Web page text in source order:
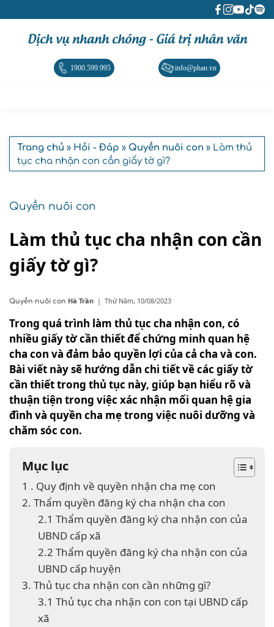
Dịch vụ nhanh chóng - Giá trị nhân văn
1900.599.995 info@phan.vn
Trang chủ » Hỏi - Đáp » Quyền nuôi con » Làm thủ
tục cha nhận con cần giấy tờ gì?
Quyền nuôi con
Làm thủ tục cha nhận con cần
giấy tờ gì?
Quyền nuôi con Hà Trần | Thứ Năm, 10/08/2023
Trong quá trình làm thủ tục cha nhận con, có
nhiều giấy tờ cần thiết để chứng minh quan hệ
cha con và đảm bảo quyền lợi của cả cha và con.
Bài viết này sẽ hướng dẫn chi tiết về các giấy tờ
cần thiết trong thủ tục này, giúp bạn hiểu rõ và
thuận tiện trong việc xác nhận mối quan hệ gia
đình và quyền cha mẹ trong việc nuôi dưỡng và
chăm sóc con.
Mục lục
1 . Quy định về quyền nhận cha mẹ con
2. Thẩm quyền đăng ký cha nhận cha con
2.1 Thẩm quyền đăng ký cha nhận con của
UBND cấp xã
2.2 Thẩm quyền đăng ký cha nhận con của
UBND cấp huyện
3. Thủ tục cha nhận con cần những gì?
3.1 Thủ tục cha nhận con con tại UBND cấp
xã